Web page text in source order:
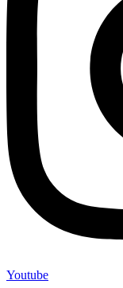
Youtube